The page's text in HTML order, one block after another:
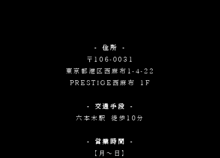
- 住所 -
〒106-0031
東京都港区西麻布1-4-22
PRESTIGE西麻布 1F
- 交通手段 -
六本木駅 徒歩10分
- 営業時間 -
【月～日】